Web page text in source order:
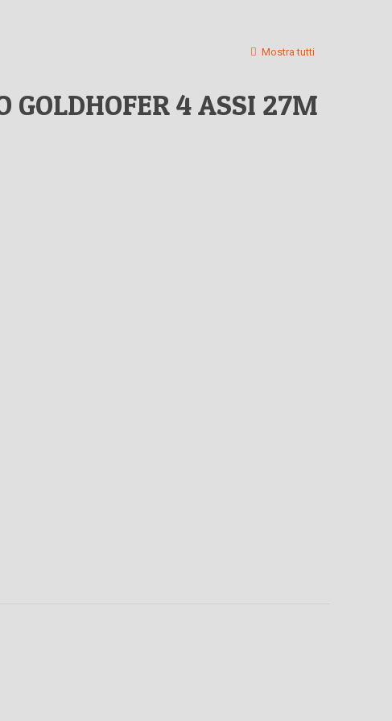
Mostra tutti
GOLDHOFER 4 ASSI 27M